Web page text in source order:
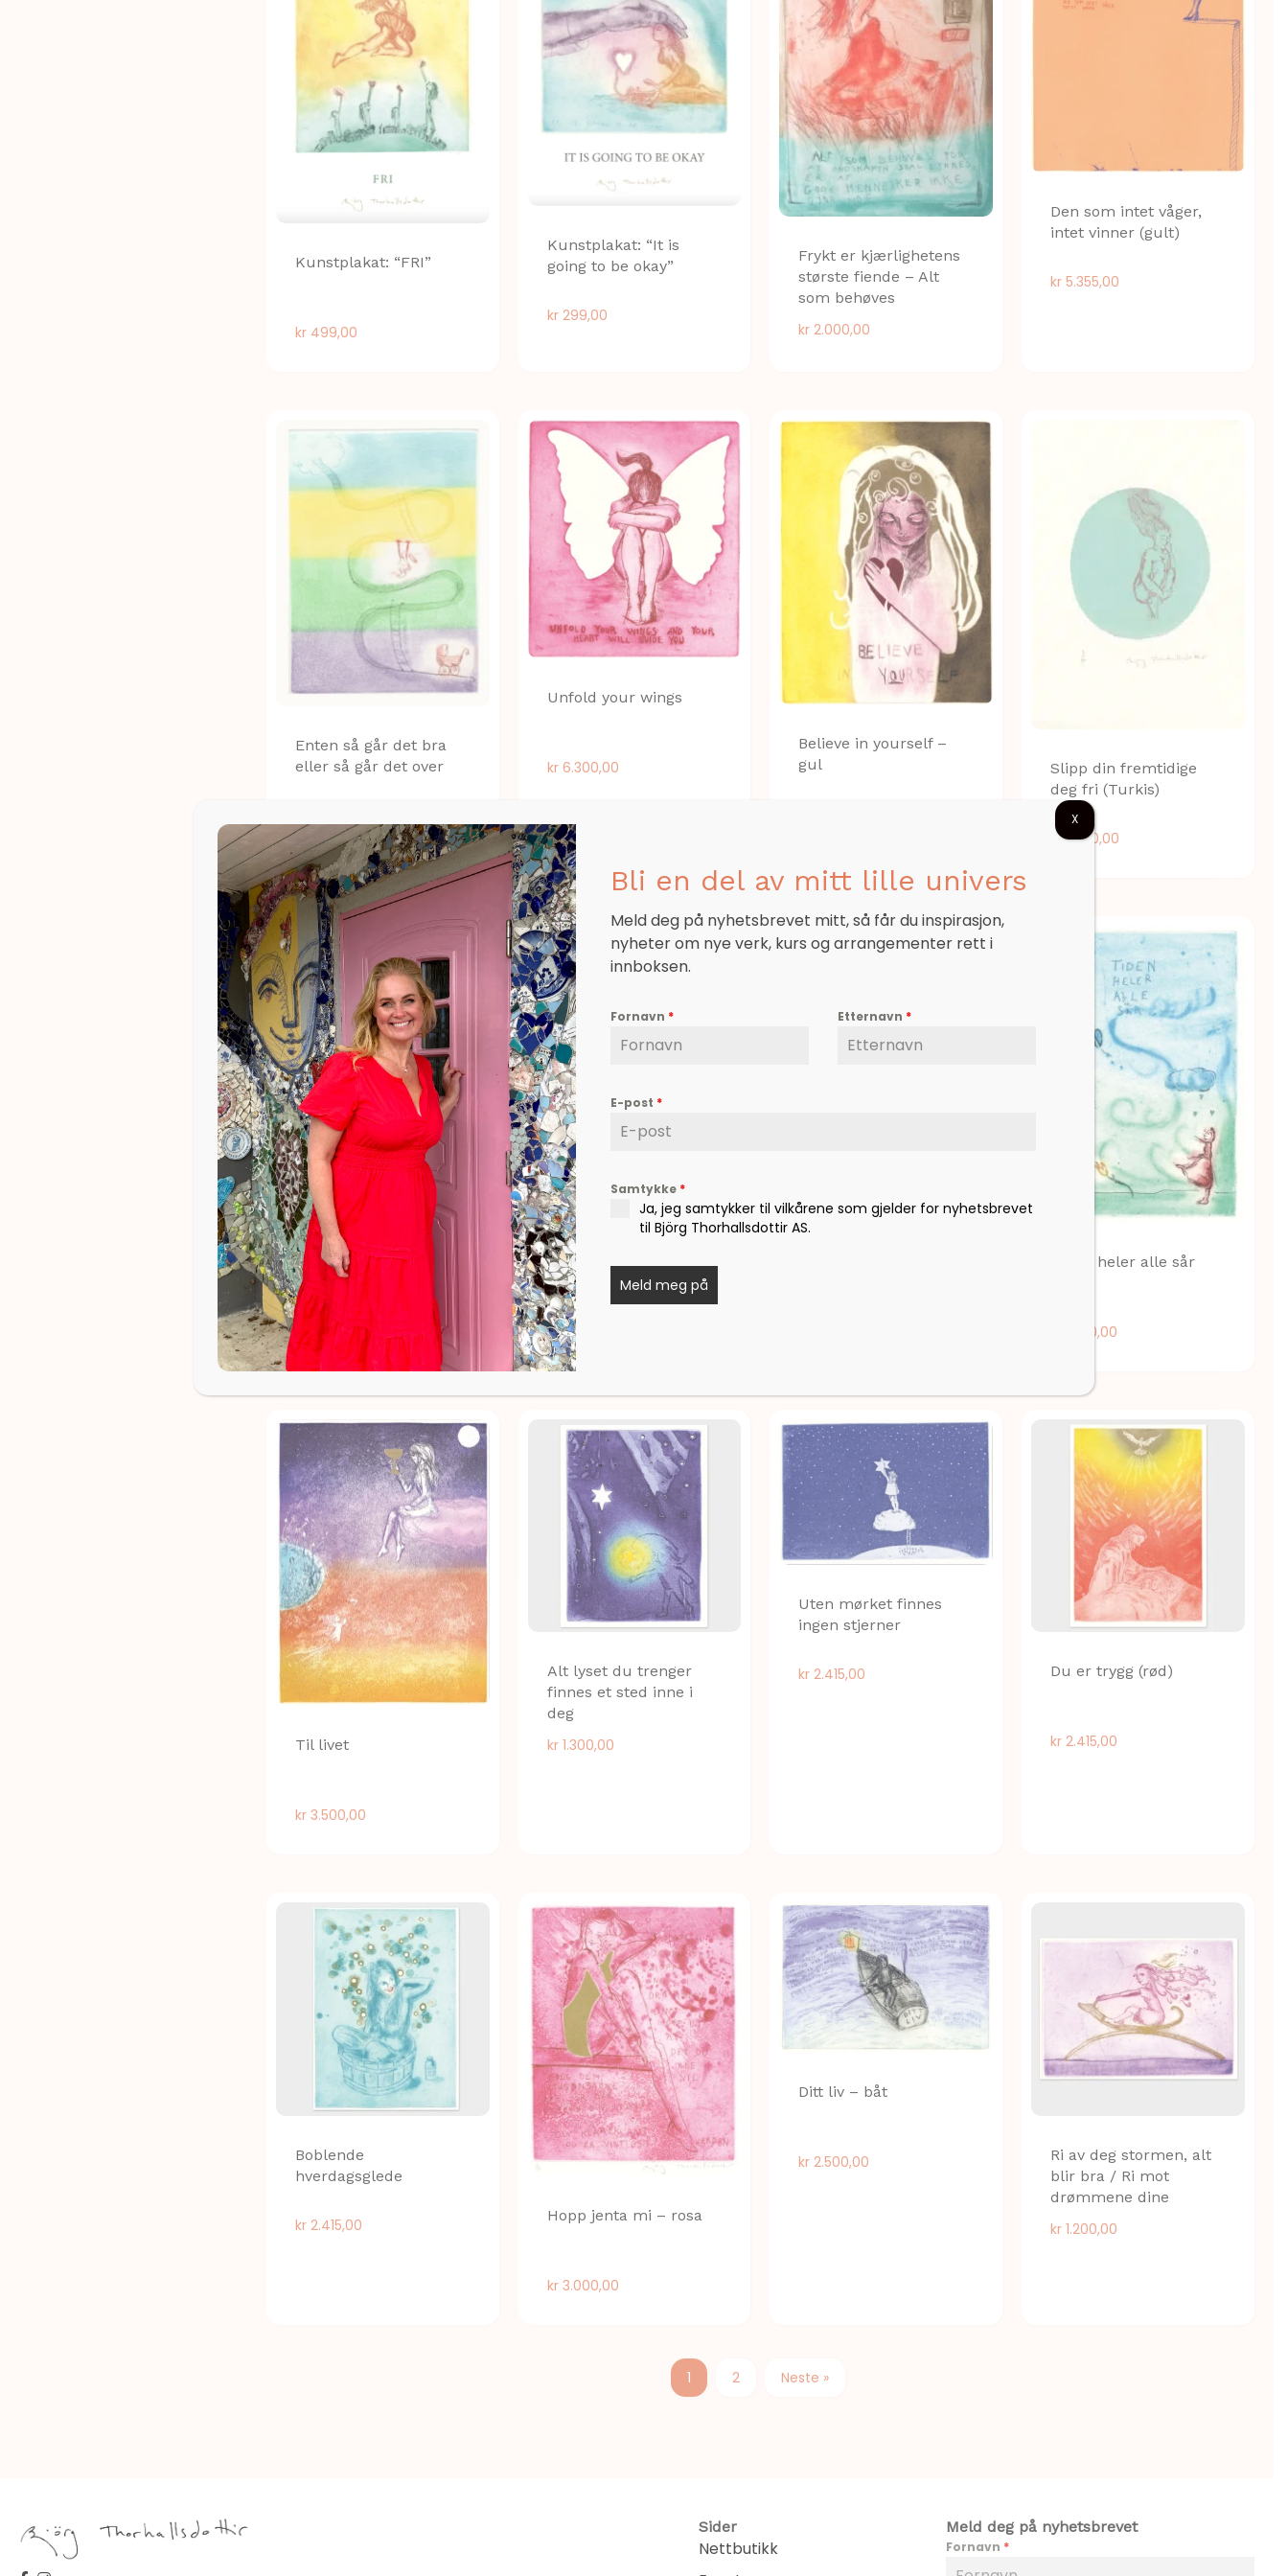
Kunstplakat: “FRI”
kr499,00
Kunstplakat: “It is
going to be okay”
kr299,00
Frykt er kjærlighetens
største fiende – Alt
som behøves
kr 2.000,00
Den som intet våger,
intet vinner (gult)
kr 5.355,00
Enten så går det bra
eller så går det over
Unfold your wings
kr6.300,00
Believe in yourself –
gul
Slipp din fremtidige
deg fri (Turkis)
kr1.400,00
Slipp din fremtidige
deg fri (bronse)
kr 1.400,00
Wings from the heart
(Gul)
kr2.940,00
You are not alone. We
are one
Tiden heler alle sår
1.200,00
Til livet
kr3.500,00
Alt lyset du trenger
finnes et sted inne i
deg
kr1.300,00
Uten mørket finnes
ingen stjerner
kr 2.415,00 Du er trygg (rød)
kr 2.415,00
Boblende
hverdagsglede
kr2.415,00
Hopp jenta mi – rosa
kr3.000,00
Ditt liv – båt
kr 2.500,00
Ri av deg stormen, alt
blir bra / Ri mot
drømmene dine
kr 1.200,00
1 2 Neste »
Sider
Nettbutikk
Meld deg på nyhetsbrevet
Fornavn *
Bli en del av mitt lille univers
Meld deg på nyhetsbrevet mitt, så får du inspirasjon,
nyheter om nye verk, kurs og arrangementer rett i
innboksen.
Fornavn * Etternavn *
E-post *
Samtykke *
Ja, jeg samtykker til vilkårene som gjelder for nyhetsbrevet
til Björg Thorhallsdottir AS.
Meld meg på
X